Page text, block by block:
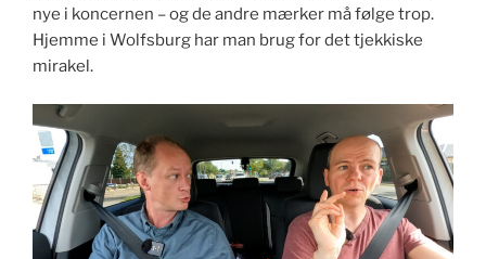
nye i koncernen – og de andre mærker må følge trop.
Hjemme i Wolfsburg har man brug for det tjekkiske
mirakel.